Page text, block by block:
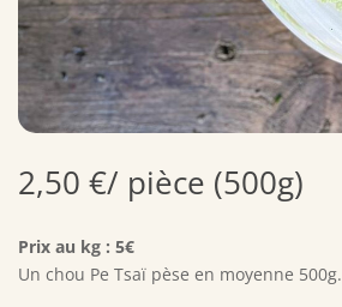
2,50 €/ pièce (500g)
Prix au kg : 5€
Un chou Pe Tsaï pèse en moyenne 500g.